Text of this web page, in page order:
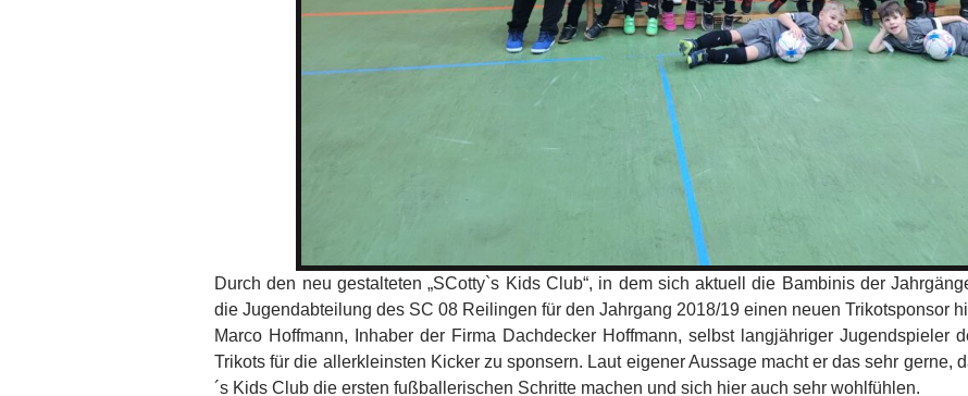
Durch den neu gestalteten „SCotty`s Kids Club“, in dem sich aktuell die Bambinis der
die Jugendabteilung des SC 08 Reilingen für den Jahrgang 2018/19 einen neuen Trikotsponsor
Marco Hoffmann, Inhaber der Firma Dachdecker Hoffmann, selbst langjähriger Jugendspieler
Trikots für die allerkleinsten Kicker zu sponsern. Laut eigener Aussage macht er das sehr gerne,
´s Kids Club die ersten fußballerischen Schritte machen und sich hier auch sehr wohlfühlen.